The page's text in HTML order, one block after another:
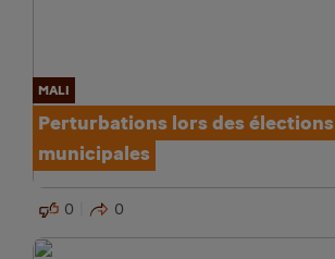
MALI
Perturbations lors des élections
municipales
0 0